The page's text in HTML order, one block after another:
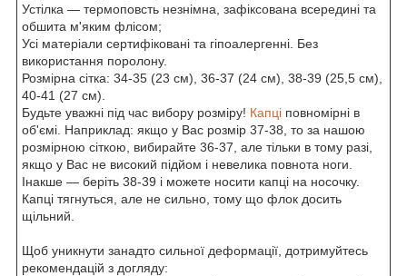
Устілка — термоповсть незнімна, зафіксована всередині та
обшита м'яким флісом;
Усі матеріали сертифіковані та гіпоалергенні. Без
використання поролону.
Розмірна сітка: 34-35 (23 см), 36-37 (24 см), 38-39 (25,5 см),
40-41 (27 см).
Будьте уважні під час вибору розміру! Капці повномірні в
об'ємі. Наприклад: якщо у Вас розмір 37-38, то за нашою
розмірною сіткою, вибирайте 36-37, але тільки в тому разі,
якщо у Вас не високий підйом і невелика повнота ноги.
Інакше — беріть 38-39 і можете носити капці на носочку.
Капці тягнуться, але не сильно, тому що флок досить
щільний.
Щоб уникнути занадто сильної деформації, дотримуйтесь
рекомендацій з догляду: